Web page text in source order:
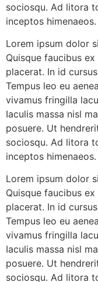
sociosqu. Ad litora
inceptos himenaeos.
Lorem ipsum dolor
Quisque faucibus
placerat. In id
Tempus leo eu
vivamus fringilla
Iaculis massa nisl
posuere. Ut
sociosqu. Ad litora
inceptos himenaeos.
Lorem ipsum dolor
Quisque faucibus
placerat. In id
Tempus leo eu
vivamus fringilla
Iaculis massa nisl
posuere. Ut
sociosqu. Ad litora